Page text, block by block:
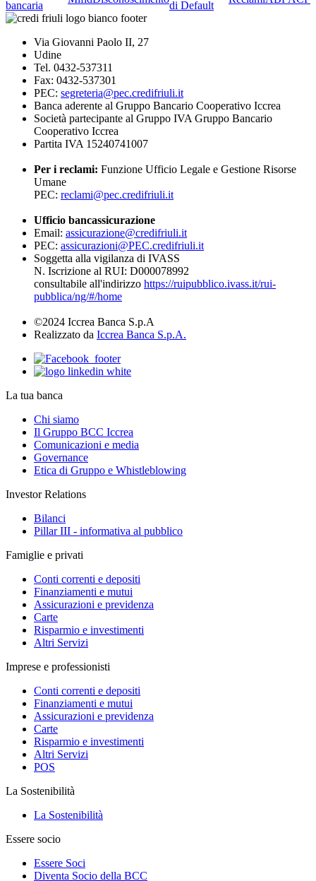
bancaria
di Default
Via Giovanni Paolo II, 27
Udine
Tel. 0432-537311
Fax: 0432-537301
PEC: segreteria@pec.credifriuli.it
Banca aderente al Gruppo Bancario Cooperativo Iccrea
Società partecipante al Gruppo IVA Gruppo Bancario
Cooperativo Iccrea
Partita IVA 15240741007
Per i reclami: Funzione Ufficio Legale e Gestione Risorse
Umane
PEC: reclami@pec.credifriuli.it
Ufficio bancassicurazione
Email: assicurazione@credifriuli.it
PEC: assicurazioni@PEC.credifriuli.it
Soggetta alla vigilanza di IVASS
N. Iscrizione al RUI: D000078992
consultabile all'indirizzo https://ruipubblico.ivass.it/rui-
pubblica/ng/#/home
©2024 Iccrea Banca S.p.A
Realizzato da Iccrea Banca S.p.A.
La tua banca
Chi siamo
Il Gruppo BCC Iccrea
Comunicazioni e media
Governance
Etica di Gruppo e Whistleblowing
Investor Relations
Bilanci
Pillar III - informativa al pubblico
Famiglie e privati
Conti correnti e depositi
Finanziamenti e mutui
Assicurazioni e previdenza
Carte
Risparmio e investimenti
Altri Servizi
Imprese e professionisti
Conti correnti e depositi
Finanziamenti e mutui
Assicurazioni e previdenza
Carte
Risparmio e investimenti
Altri Servizi
POS
La Sostenibilità
La Sostenibilità
Essere socio
Essere Soci
Diventa Socio della BCC